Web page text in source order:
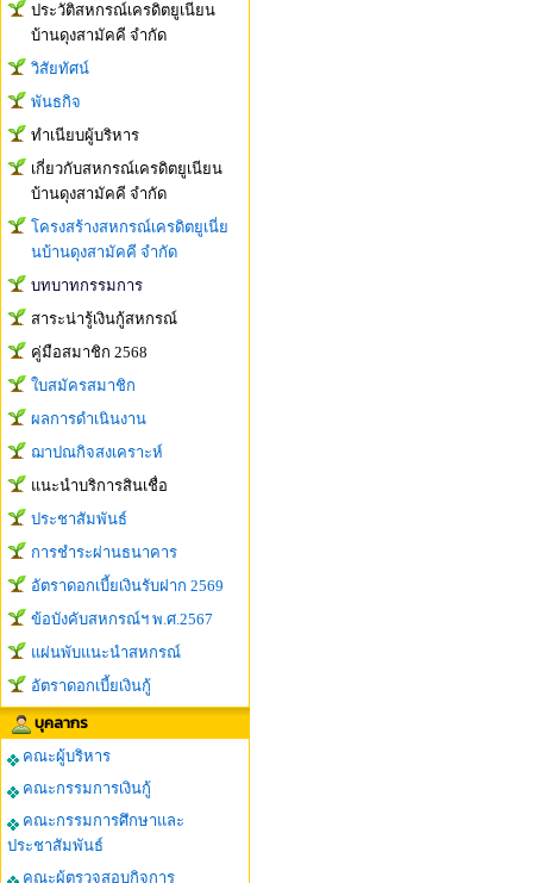
ประวัติสหกรณ์เครดิตยูเนียน
บ้านดุงสามัคคี จำกัด
วิสัยทัศน์
พันธกิจ
ทำเนียบผู้บริหาร
เกี่ยวกับสหกรณ์เครดิตยูเนียน
บ้านดุงสามัคคี จำกัด
โครงสร้างสหกรณ์เครดิตยูเนี่ย
นบ้านดุงสามัคคี จำกัด
บทบาทกรรมการ
สาระน่ารู้เงินกู้สหกรณ์
คู่มือสมาชิก 2568
ใบสมัครสมาชิก
ผลการดำเนินงาน
ฌาปณกิจสงเคราะห์
แนะนำบริการสินเชื่อ
ประชาสัมพันธ์
การชำระผ่านธนาคาร
อัตราดอกเบี้ยเงินรับฝาก 2569
ข้อบังคับสหกรณ์ฯ พ.ศ.2567
แผ่นพับแนะนำสหกรณ์
อัตราดอกเบี้ยเงินกู้
บุคลากร
คณะผู้บริหาร
คณะกรรมการเงินกู้
คณะกรรมการศึกษาและ
ประชาสัมพันธ์
คณะผู้ตรวจสอบกิจการ